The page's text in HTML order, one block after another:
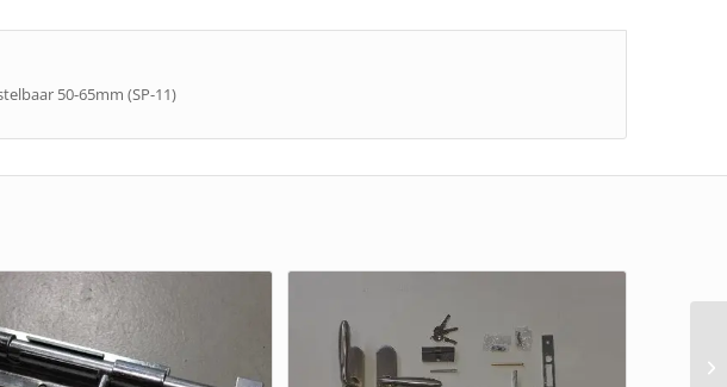
50-65mm (SP-11)